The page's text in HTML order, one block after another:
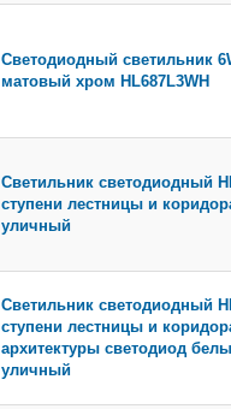
Светодиодный светильник
матовый хром HL687L3WH
Светильник светодиодный
ступени лестницы и
уличный
Светильник светодиодный
ступени лестницы и
архитектуры светодиод
уличный